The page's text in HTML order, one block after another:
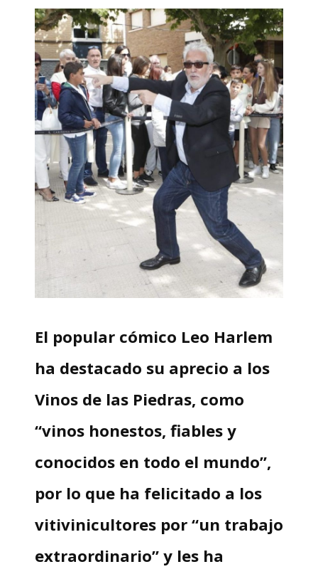
El popular cómico Leo Harlem
ha destacado su aprecio a los
Vinos de las Piedras, como
“vinos honestos, fiables y
conocidos en todo el mundo”,
por lo que ha felicitado a los
vitivinicultores por “un trabajo
extraordinario” y les ha